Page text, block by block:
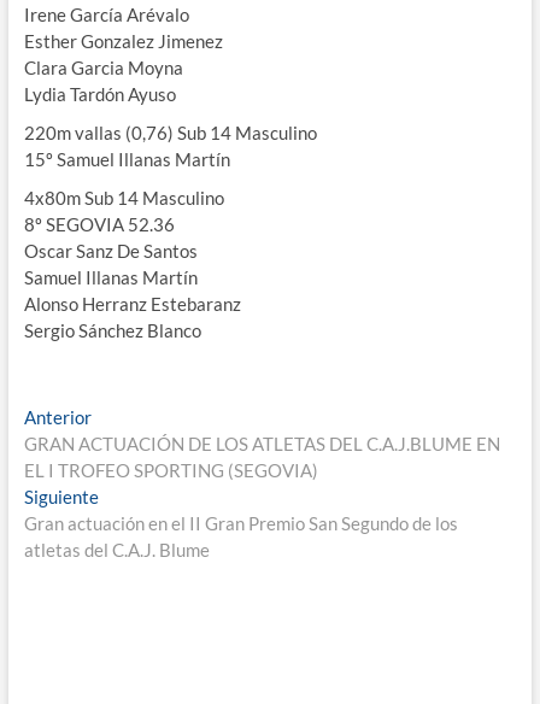
Irene García Arévalo
Esther Gonzalez Jimenez
Clara Garcia Moyna
Lydia Tardón Ayuso
220m vallas (0,76) Sub 14 Masculino
15º Samuel Illanas Martín
4x80m Sub 14 Masculino
8º SEGOVIA 52.36
Oscar Sanz De Santos
Samuel Illanas Martín
Alonso Herranz Estebaranz
Sergio Sánchez Blanco
Navegación
de
entradas
AnteriorEntrada
anterior:
GRAN ACTUACIÓN DE LOS ATLETAS DEL C.A.J.BLUME EN
EL I TROFEO SPORTING (SEGOVIA)
SiguienteEntrada
siguiente:
Gran actuación en el II Gran Premio San Segundo de los
atletas del C.A.J. Blume